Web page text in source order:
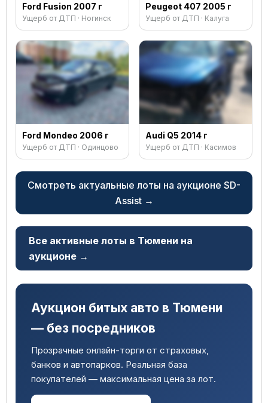
Ford Fusion 2007 г
Ущерб от ДТП · Ногинск
Peugeot 407 2005 г
Ущерб от ДТП · Калуга
Ford Mondeo 2006 г
Ущерб от ДТП · Одинцово
Audi Q5 2014 г
Ущерб от ДТП · Касимов
Смотреть актуальные лоты на аукционе SD-
Assist →
Все активные лоты в Тюмени на
аукционе →
Аукцион битых авто в Тюмени
— без посредников
Прозрачные онлайн-торги от страховых,
банков и автопарков. Реальная база
покупателей — максимальная цена за лот.